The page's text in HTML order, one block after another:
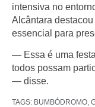
intensiva no
Alcântara
essencial para
— Essa é uma
todos possam
— disse.
TAGS: BUMBÓDROMO,